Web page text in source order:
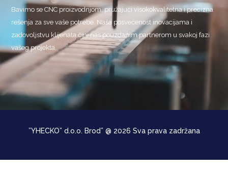
Bavimo se CNC proizvodnjom, pružajući visokokvalitetna i precizna
rešenja za sve vaše potrebe. Naša posvećenost inovacijama i
zadovoljstvu klijenata čini nas pouzdanim partnerom u svakoj fazi
vašeg projekta.
”YHECKO” d.o.o. Brod” @ 2026 Sva prava zadržana